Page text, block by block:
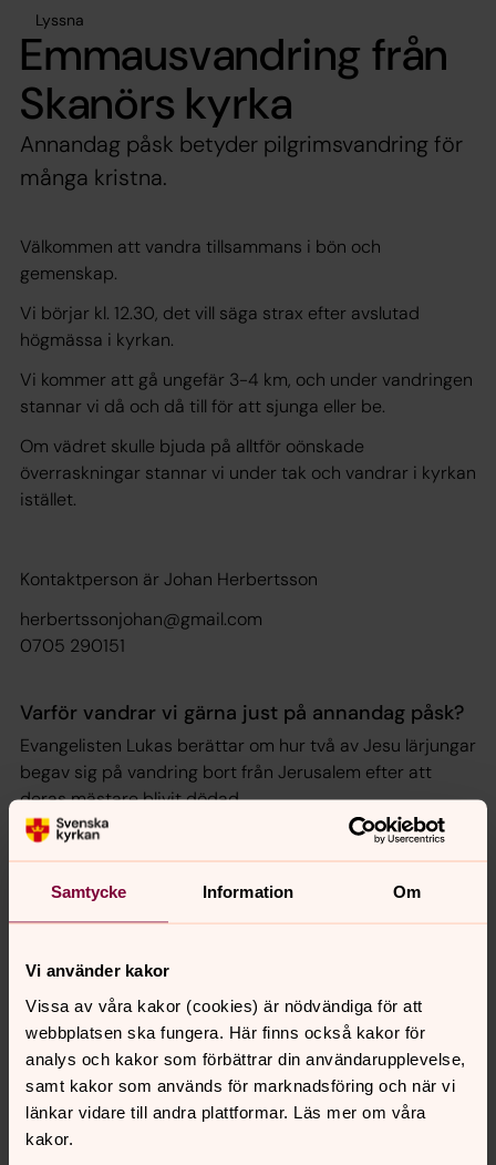
Samtycke Information Om
Vi använder kakor
Vissa av våra kakor (cookies) är nödvändiga för att
webbplatsen ska fungera. Här finns också kakor för
analys och kakor som förbättrar din användarupplevelse,
samt kakor som används för marknadsföring och när vi
länkar vidare till andra plattformar. Läs mer om våra
kakor.
Lyssna
Emmausvandring från
Skanörs kyrka
Annandag påsk betyder pilgrimsvandring för
många kristna.
Välkommen att vandra tillsammans i bön och
gemenskap.
Vi börjar kl. 12.30, det vill säga strax efter avslutad
högmässa i kyrkan.
Vi kommer att gå ungefär 3-4 km, och under vandringen
stannar vi då och då till för att sjunga eller be.
Om vädret skulle bjuda på alltför oönskade
överraskningar stannar vi under tak och vandrar i kyrkan
istället.
Kontaktperson är Johan Herbertsson
herbertssonjohan@gmail.com
0705 290151
Varför vandrar vi gärna just på annandag påsk?
Evangelisten Lukas berättar om hur två av Jesu lärjungar
begav sig på vandring bort från Jerusalem efter att
deras mästare blivit dödad.
De gick mot en by strax utanför staden som hette
Emmaus. På vägen slog en man följe med dem, men
Trots det samtalade de med honom, ett samtal som
enligt Bibeln fick deras hjärtan att brinna.
tillsammans och mannen bröt brödet, som de förstod
vem han verkligen var.
Senast ändrad 7 april 2022
Synpunkter eller frågor på sidans